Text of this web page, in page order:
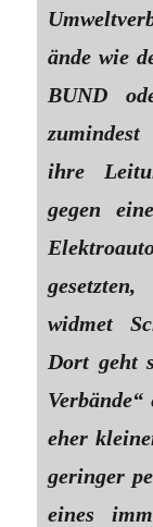
ände wie
BUND
zumindest
ihre
gegen
widmet
Dort geht
eher
geringer
eines